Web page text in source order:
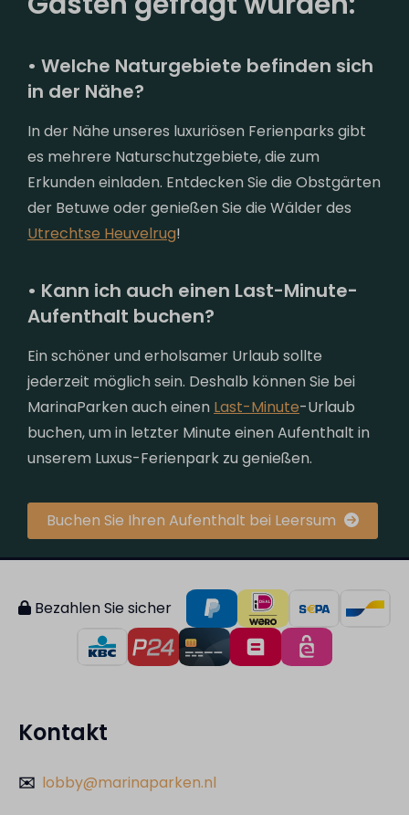
• Welche Naturgebiete befinden sich
in der Nähe?
In der Nähe unseres luxuriösen Ferienparks gibt
es mehrere Naturschutzgebiete, die zum
Erkunden einladen. Entdecken Sie die Obstgärten
der Betuwe oder genießen Sie die Wälder des
Utrechtse Heuvelrug!
• Kann ich auch einen Last-Minute-
Aufenthalt buchen?
Ein schöner und erholsamer Urlaub sollte
jederzeit möglich sein. Deshalb können Sie bei
MarinaParken auch einen Last-Minute-Urlaub
buchen, um in letzter Minute einen Aufenthalt in
unserem Luxus-Ferienpark zu genießen.
Buchen Sie Ihren Aufenthalt bei Leersum
Bezahlen Sie sicher
Kontakt
✉️ lobby@marinaparken.nl